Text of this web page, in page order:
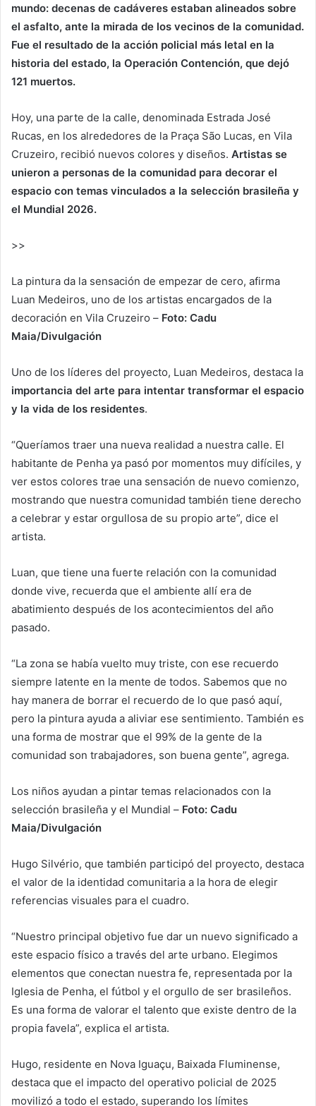
mundo: decenas de cadáveres estaban alineados sobre
el asfalto, ante la mirada de los vecinos de la comunidad.
Fue el resultado de la acción policial más letal en la
historia del estado, la Operación Contención, que dejó
121 muertos.
Hoy, una parte de la calle, denominada Estrada José
Rucas, en los alrededores de la Praça São Lucas, en Vila
Cruzeiro, recibió nuevos colores y diseños. Artistas se
unieron a personas de la comunidad para decorar el
espacio con temas vinculados a la selección brasileña y
el Mundial 2026.
>>
La pintura da la sensación de empezar de cero, afirma
Luan Medeiros, uno de los artistas encargados de la
decoración en Vila Cruzeiro – Foto: Cadu
Maia/Divulgación
Uno de los líderes del proyecto, Luan Medeiros, destaca la
importancia del arte para intentar transformar el espacio
y la vida de los residentes.
“Queríamos traer una nueva realidad a nuestra calle. El
habitante de Penha ya pasó por momentos muy difíciles, y
ver estos colores trae una sensación de nuevo comienzo,
mostrando que nuestra comunidad también tiene derecho
a celebrar y estar orgullosa de su propio arte”, dice el
artista.
Luan, que tiene una fuerte relación con la comunidad
donde vive, recuerda que el ambiente allí era de
abatimiento después de los acontecimientos del año
pasado.
“La zona se había vuelto muy triste, con ese recuerdo
siempre latente en la mente de todos. Sabemos que no
hay manera de borrar el recuerdo de lo que pasó aquí,
pero la pintura ayuda a aliviar ese sentimiento. También es
una forma de mostrar que el 99% de la gente de la
comunidad son trabajadores, son buena gente”, agrega.
Los niños ayudan a pintar temas relacionados con la
selección brasileña y el Mundial – Foto: Cadu
Maia/Divulgación
Hugo Silvério, que también participó del proyecto, destaca
el valor de la identidad comunitaria a la hora de elegir
referencias visuales para el cuadro.
“Nuestro principal objetivo fue dar un nuevo significado a
este espacio físico a través del arte urbano. Elegimos
elementos que conectan nuestra fe, representada por la
Iglesia de Penha, el fútbol y el orgullo de ser brasileños.
Es una forma de valorar el talento que existe dentro de la
propia favela”, explica el artista.
Hugo, residente en Nova Iguaçu, Baixada Fluminense,
destaca que el impacto del operativo policial de 2025
movilizó a todo el estado, superando los límites